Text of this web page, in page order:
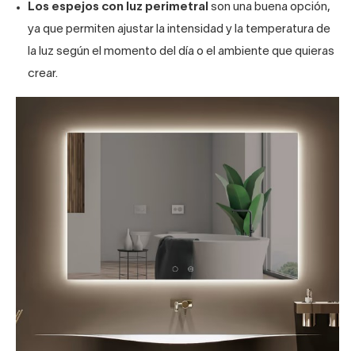
Los espejos con luz perimetral son una buena opción,
ya que permiten ajustar la intensidad y la temperatura de
la luz según el momento del día o el ambiente que quieras
crear.